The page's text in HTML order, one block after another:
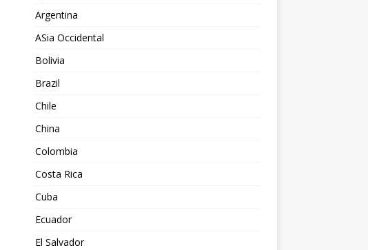
Argentina
ASia Occidental
Bolivia
Brazil
Chile
China
Colombia
Costa Rica
Cuba
Ecuador
El Salvador